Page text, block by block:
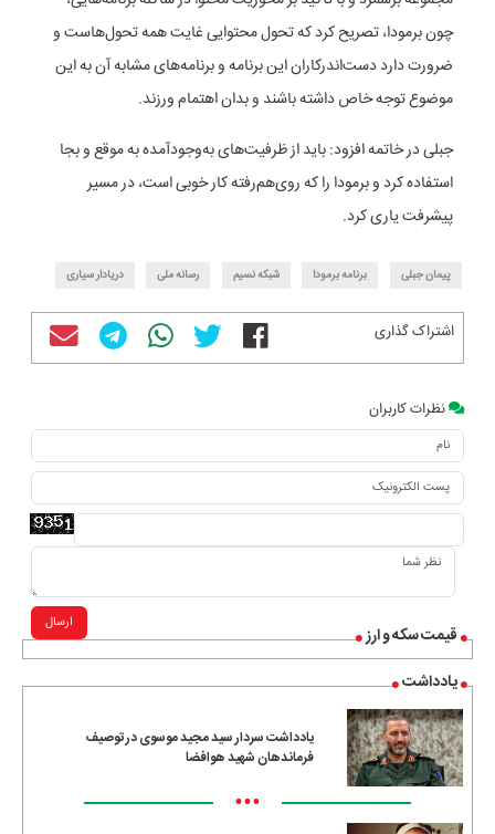
قیمت سکه و ارز
یادداشت
یادداشت سردار سید مجید موسوی در توصیف
فرماندهان شهید هوافضا
•••
چون برمودا، تصریح کرد که تحول محتوایی غایت همه تحول‌هاست و
ضرورت دارد دست‌اندرکاران این برنامه و برنامه‌های مشابه آن به این
موضوع توجه خاص داشته باشند و بدان اهتمام ورزند.
جبلی در خاتمه افزود: باید از ظرفیت‌های به‌وجود‌آمده به موقع و بجا
استفاده کرد و برمودا را که روی‌هم‌رفته کار خوبی است، در مسیر
پیشرفت یاری کرد.
پیمان جبلی برنامه برمودا شبکه نسیم رسانه ملی دریادار سیاری
اشتراک گذاری
نظرات کاربران
ارسال